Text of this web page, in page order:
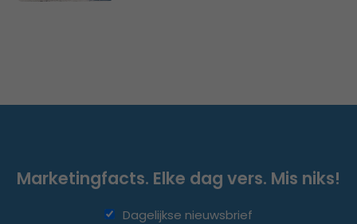
Marketingfacts. Elke dag vers. Mis niks!
Dagelijkse nieuwsbrief